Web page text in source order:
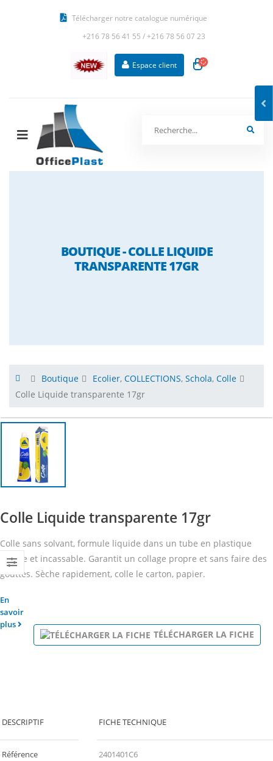
Télécharger notre catalogue numérique
+216 78 56 41 55 /+216 78 56 07 23
Espace client
BOUTIQUE - COLLE LIQUIDE
TRANSPARENTE 17GR
Boutique Ecolier, COLLECTIONS, Schola, Colle
Colle Liquide transparente 17gr
Colle Liquide transparente 17gr
Colle sans solvant, formule liquide dans un tube en plastique
souple et incassable. Garantit un collage propre et sans faire des
gouttes. Sèche rapidement, colle le carton, papier.
TÉLÉCHARGER LA FICHE
En
savoir
plus
DESCRIPTIF FICHE TECHNIQUE
Référence 2401401C6